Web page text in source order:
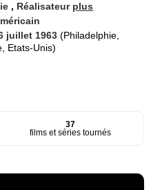
, Réalisateur plus
juillet 1963(Philadelphie,
Etats-Unis)
37
films et séries tournés